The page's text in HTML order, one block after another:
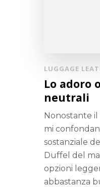
LUGGAGE
Lo adoro
neutrali
Nonostante
mi
sostanziale
Duffel del
opzioni
abbastanza